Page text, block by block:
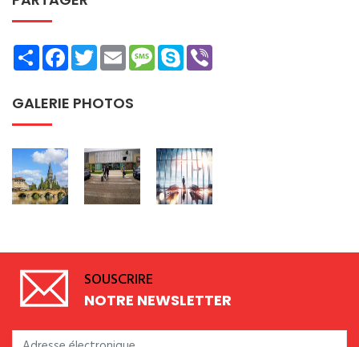
ShareFacebookTwitterEmailMessage
Skype
GALERIE PHOTOS
SOUSCRIRE
NOTRE NEWSLETTER